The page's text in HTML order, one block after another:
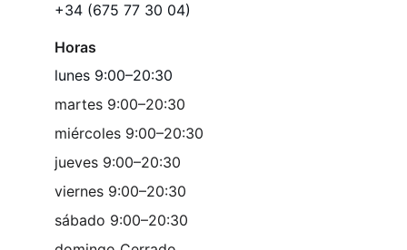
+34 (675 77 30 04)
Horas
lunes 9:00–20:30
martes 9:00–20:30
miércoles 9:00–20:30
jueves 9:00–20:30
viernes 9:00–20:30
sábado 9:00–20:30